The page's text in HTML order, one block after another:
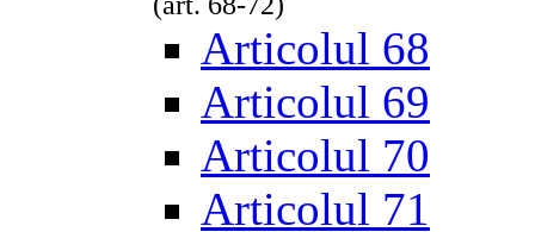
Articolul 68
Articolul 69
Articolul 70
Articolul 71